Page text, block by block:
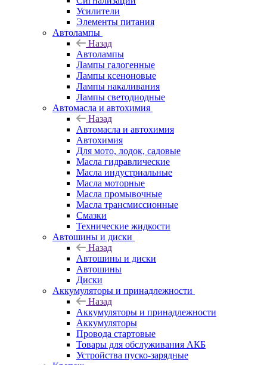
Усилители
Элементы питания
Автолампы
Назад
Автолампы
Лампы галогенные
Лампы ксеноновые
Лампы накаливания
Лампы светодиодные
Автомасла и автохимия
Назад
Автомасла и автохимия
Автохимия
Для мото, лодок, садовые
Масла гидравлические
Масла индустриальные
Масла моторные
Масла промывочные
Масла трансмиссионные
Смазки
Технические жидкости
Автошины и диски
Назад
Автошины и диски
Автошины
Диски
Аккумуляторы и принадлежности
Назад
Аккумуляторы и принадлежности
Аккумуляторы
Провода стартовые
Товары для обслуживания АКБ
Устройства пуско-зарядные